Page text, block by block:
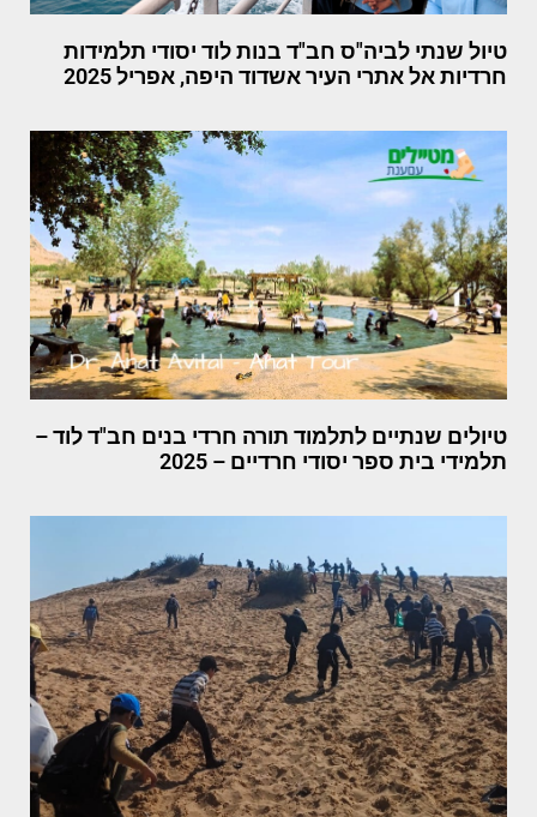
טיול שנתי לביה"ס חב"ד בנות לוד יסודי תלמידות
חרדיות אל אתרי העיר אשדוד היפה, אפריל 2025
טיולים שנתיים לתלמוד תורה חרדי בנים חב"ד לוד –
תלמידי בית ספר יסודי חרדיים – 2025